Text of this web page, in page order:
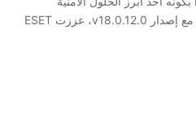
الشاملة للأجهزة الشخصية. مع إصدار v18.0.12.0، عززت ESET